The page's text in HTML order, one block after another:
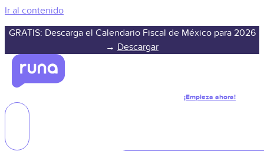
Ir al contenido
GRATIS: Descarga el Calendario Fiscal de México para 2026
→ Descargar
¡Empieza ahora!